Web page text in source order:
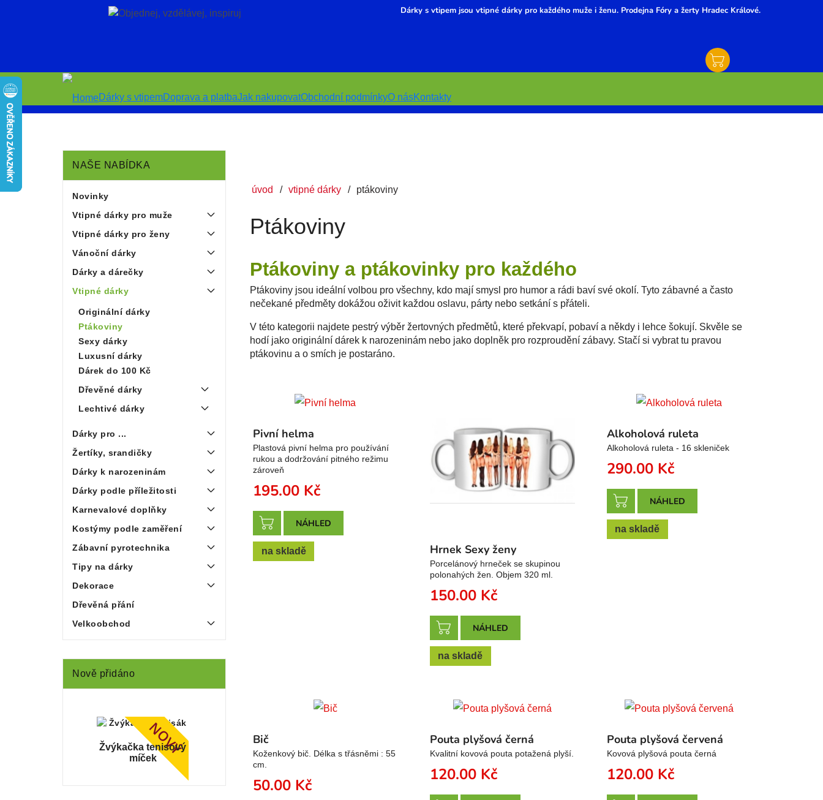
Dárky s vtipem jsou vtipné dárky pro každého muže i ženu. Prodejna Fóry a žerty Hradec Králové.
Dárky s vtipemDoprava a platbaJak nakupovatObchodní podmínkyO násKontakty
NAŠE NABÍDKA
Novinky
Vtipné dárky pro muže
Vtipné dárky pro ženy
Vánoční dárky
Dárky a dárečky
Vtipné dárky
Originální dárky
Ptákoviny
Sexy dárky
Luxusní dárky
Dárek do 100 Kč
Dřevěné dárky
Lechtivé dárky
Dárky pro ...
Žertíky, srandičky
Dárky k narozeninám
Dárky podle příležitosti
Karnevalové doplňky
Kostýmy podle zaměření
Zábavní pyrotechnika
Tipy na dárky
Dekorace
Dřevěná přání
Velkoobchod
Nově přidáno
NOVÝ
Žvýkačka tenisový
míček
úvod vtipné dárky ptákoviny
Ptákoviny
Ptákoviny a ptákovinky pro každého
Ptákoviny jsou ideální volbou pro všechny, kdo mají smysl pro humor a rádi baví své okolí. Tyto zábavné a často
nečekané předměty dokážou oživit každou oslavu, párty nebo setkání s přáteli.
V této kategorii najdete pestrý výběr žertovných předmětů, které překvapí, pobaví a někdy i lehce šokují. Skvěle se
hodí jako originální dárek k narozeninám nebo jako doplněk pro rozproudění zábavy. Stačí si vybrat tu pravou
ptákovinu a o smích je postaráno.
Pivní helma
Plastová pivní helma pro používání
rukou a dodržování pitného režimu
zároveň
195.00 Kč
NÁHLED
na skladě Hrnek Sexy ženy
Porcelánový hrneček se skupinou
polonahých žen. Objem 320 ml.
150.00Kč
NÁHLED
na skladě
Alkoholová ruleta
Alkoholová ruleta - 16 skleniček
290.00Kč
NÁHLED
na skladě
Bič
Koženkový bič. Délka s třásněmi : 55
cm.
50.00 Kč
Pouta plyšová černá
Kvalitní kovová pouta potažená plyší.
120.00Kč
Pouta plyšová červená
Kovová plyšová pouta černá
120.00Kč